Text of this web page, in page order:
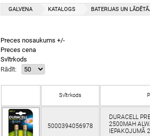
GALVENA KATALOGS BATERIJAS UN
Preces nosaukums +/-
Preces cena
Svītrkods
Rādīt:
Svītrkods
5000394056978
DURACELL
2500MAH
IEPAKOJUMĀ